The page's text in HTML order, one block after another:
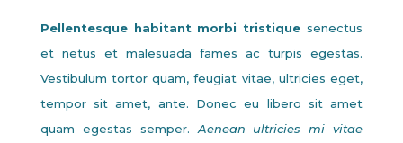
Pellentesque habitant morbi tristique senectus
et netus et malesuada fames ac turpis egestas.
Vestibulum tortor quam, feugiat vitae, ultricies eget,
tempor sit amet, ante. Donec eu libero sit amet
quam egestas semper.Aenean ultricies mi vitae